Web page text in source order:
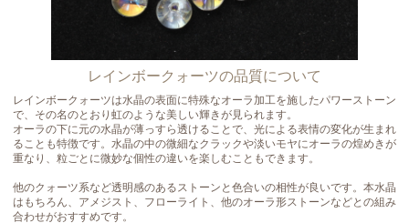
レインボークォーツの品質について
レインボークォーツは水晶の表面に特殊なオーラ加工を施したパワーストーン
で、その名のとおり虹のような美しい輝きが見られます。
オーラの下に元の水晶が薄っすら透けることで、光による表情の変化が生まれ
ることも特徴です。水晶の中の微細なクラックや淡いモヤにオーラの煌めきが
重なり、粒ごとに微妙な個性の違いを楽しむこともできます。
他のクォーツ系など透明感のあるストーンと色合いの相性が良いです。本水晶
はもちろん、アメジスト、フローライト、他のオーラ形ストーンなどとの組み
合わせがおすすめです。